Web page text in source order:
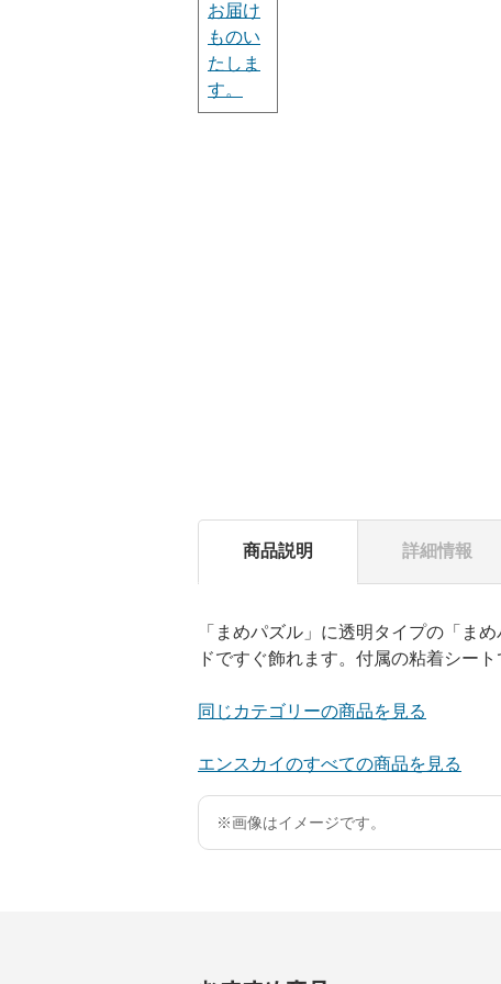
商品説明 詳細情報
「まめパズル」に透明タイプの「ま
ドですぐ飾れます。付属の粘着シー
同じカテゴリーの商品を見る
エンスカイのすべての商品を見る
※画像はイメージです。